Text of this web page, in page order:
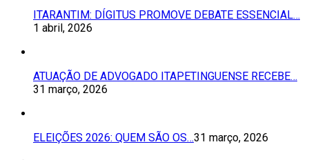
ITARANTIM: DÍGITUS PROMOVE DEBATE ESSENCIAL…
1 abril, 2026
ATUAÇÃO DE ADVOGADO ITAPETINGUENSE RECEBE…
31 março, 2026
ELEIÇÕES 2026: QUEM SÃO OS…31 março, 2026